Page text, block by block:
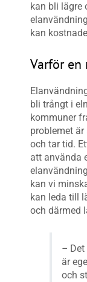
kan bli lägre
kan
Varför en
bli trångt i
kommuner
problemet
och tar tid.
att använda
kan vi
kan leda till
och därmed
–
är
och